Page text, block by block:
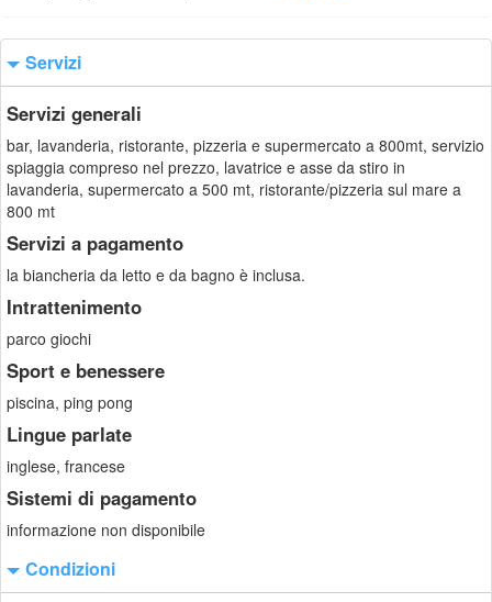
Servizi
Servizi generali
bar, lavanderia, ristorante, pizzeria e supermercato a 800mt, servizio
spiaggia compreso nel prezzo, lavatrice e asse da stiro in
lavanderia, supermercato a 500 mt, ristorante/pizzeria sul mare a
800 mt
Servizi a pagamento
la biancheria da letto e da bagno è inclusa.
Intrattenimento
parco giochi
Sport e benessere
piscina, ping pong
Lingue parlate
inglese, francese
Sistemi di pagamento
informazione non disponibile
Condizioni